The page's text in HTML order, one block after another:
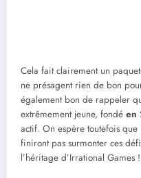
Cela fait clairement un
ne présagent rien de bon
également bon de rappeler
extrêmement jeune, fondé en
actif. On espère toutefois
finiront pas surmonter ces
l’héritage d’Irrational Games !